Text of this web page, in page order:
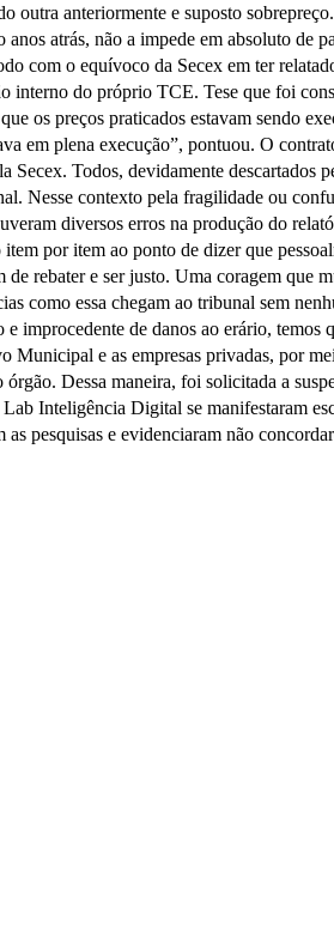
outra anteriormente e suposto
anos atrás, não a impede em absoluto
com o equívoco da Secex em ter
interno do próprio TCE. Tese que foi
os preços praticados estavam sendo
em plena execução”, pontuou. O
Secex. Todos, devidamente
Nesse contexto pela fragilidade ou
diversos erros na produção do
por item ao ponto de dizer que
de rebater e ser justo. Uma coragem que
como essa chegam ao tribunal sem
improcedente de danos ao erário,
Municipal e as empresas privadas, por
Dessa maneira, foi solicitada a
Inteligência Digital se manifestaram
as pesquisas e evidenciaram não